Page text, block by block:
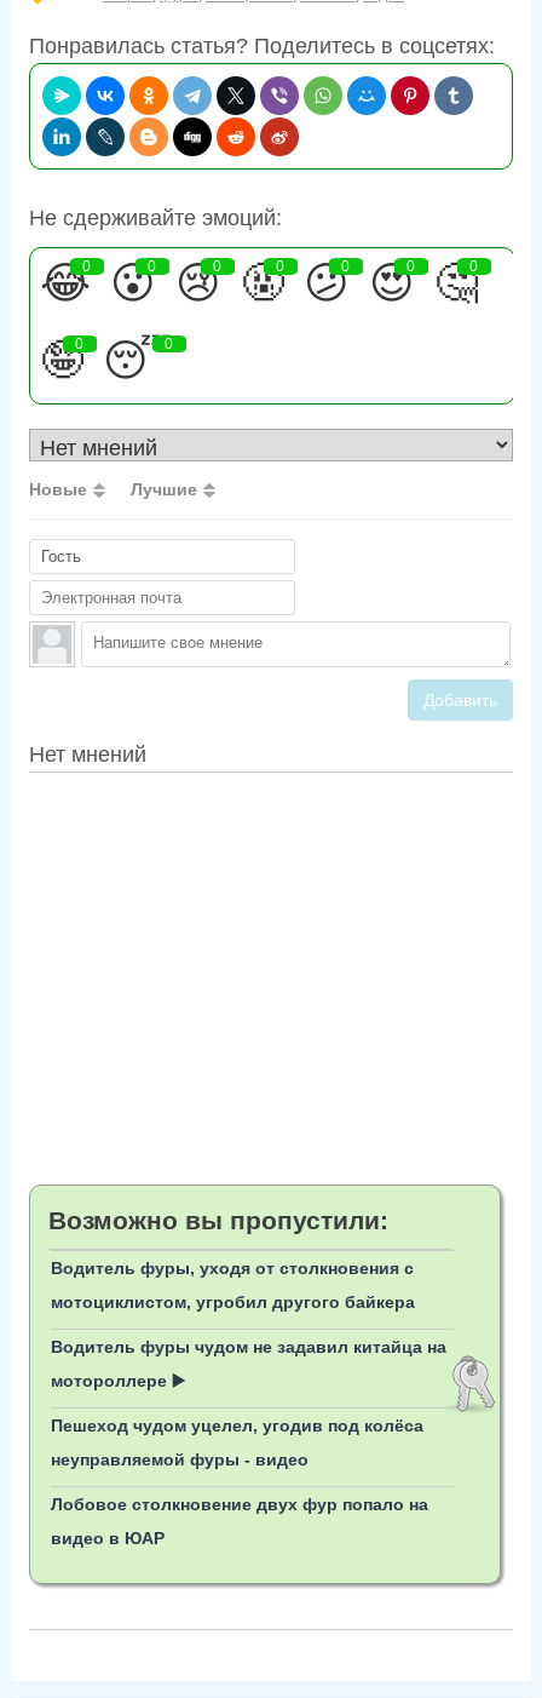
Понравилась статья? Поделитесь в соцсетях:
Не сдерживайте эмоций:
😂
0 😮
0 😢
0 🤬
0 😕
0 😍
0 🤔
0
🤪
0 😴
0
Новые Лучшие
Добавить
Нет мнений
Возможно вы пропустили:
Водитель фуры, уходя от столкновения с
мотоциклистом, угробил другого байкера
Водитель фуры чудом не задавил китайца на
мотороллере ▶️
Пешеход чудом уцелел, угодив под колёса
неуправляемой фуры - видео
Лобовое столкновение двух фур попало на
видео в ЮАР